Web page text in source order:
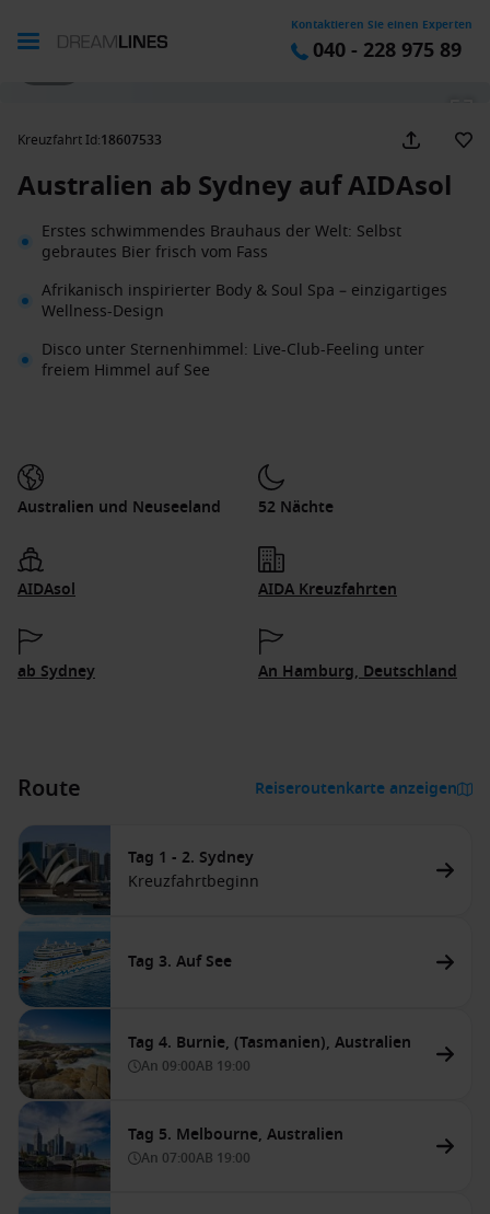
Kontaktieren Sie einen Experten
040 - 228 975 89
Kreuzfahrt Id:18607533
Australien ab Sydney auf AIDAsol
Erstes schwimmendes Brauhaus der Welt: Selbst
gebrautes Bier frisch vom Fass
Afrikanisch inspirierter Body & Soul Spa – einzigartiges
Wellness-Design
Disco unter Sternenhimmel: Live-Club-Feeling unter
freiem Himmel auf See
Australien und Neuseeland 52 Nächte
AIDAsol AIDA Kreuzfahrten
ab Sydney An Hamburg, Deutschland
Route Reiseroutenkarte anzeigen
Tag 1 - 2. Sydney
Kreuzfahrtbeginn
Tag 3. Auf See
Tag 4. Burnie, (Tasmanien), Australien
An 09:00AB 19:00
Tag 5. Melbourne, Australien
An 07:00AB 19:00